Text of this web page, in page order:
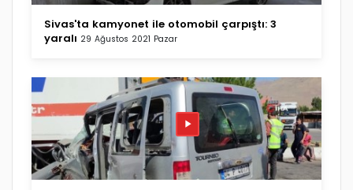
Sivas'ta kamyonet ile otomobil çarpıştı: 3
yaralı 29 Ağustos 2021 Pazar